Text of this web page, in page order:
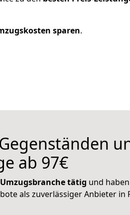
sparen.
ab 97€
tätig und
als zuverlässiger Anbieter in